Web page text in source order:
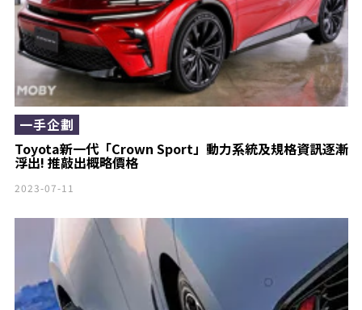
Toyota新一代「Crown Sport」動力系統及規格資訊逐漸
浮出! 推敲出概略價格
一手企劃
2023-07-11